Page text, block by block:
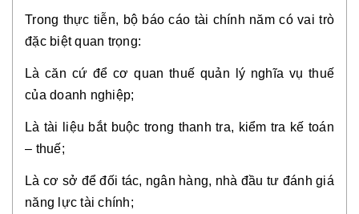
Trong thực tiễn, bộ báo cáo tài chính năm có vai trò
đặc biệt quan trọng:
Là căn cứ để cơ quan thuế quản lý nghĩa vụ thuế
của doanh nghiệp;
Là tài liệu bắt buộc trong thanh tra, kiểm tra kế toán
– thuế;
Là cơ sở để đối tác, ngân hàng, nhà đầu tư đánh giá
năng lực tài chính;